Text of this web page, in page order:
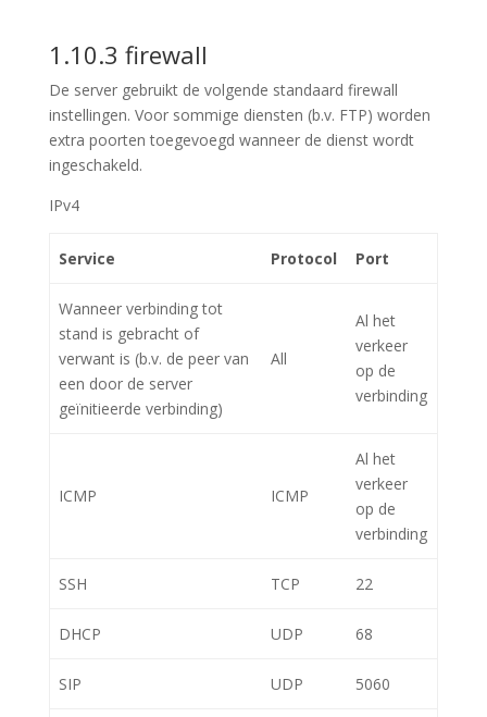
1.10.3 firewall
De server gebruikt de volgende standaard firewall
instellingen. Voor sommige diensten (b.v. FTP) worden
extra poorten toegevoegd wanneer de dienst wordt
ingeschakeld.
IPv4
Service Protocol Port
Wanneer verbinding tot
stand is gebracht of
verwant is (b.v. de peer van
een door de server
geïnitieerde verbinding)
All
Al het
verkeer
op de
verbinding
ICMP ICMP
Al het
verkeer
op de
verbinding
SSH TCP 22
DHCP UDP 68
SIP UDP 5060